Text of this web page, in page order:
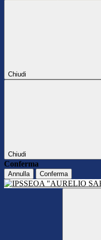
Chiudi
Chiudi
Conferma
Annulla Conferma